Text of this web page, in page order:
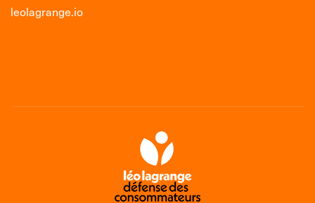
leolagrange.io